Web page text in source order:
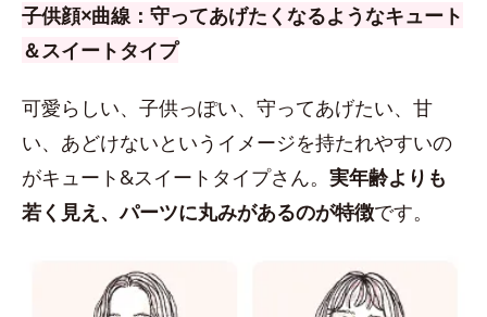
子供顔×曲線：守ってあげたくなるようなキュート
＆スイートタイプ
可愛らしい、子供っぽい、守ってあげたい、甘
い、あどけないというイメージを持たれやすいの
がキュート&スイートタイプさん。 実年齢よりも
若く見え、パーツに丸みがあるのが特徴です。